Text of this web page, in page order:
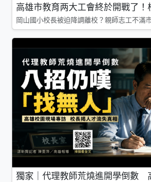
高雄市教育两大工會終於開戰了
岡山國小校長被迫降調離校？親師志工不滿
獨家｜代理教師荒燒進開學倒數